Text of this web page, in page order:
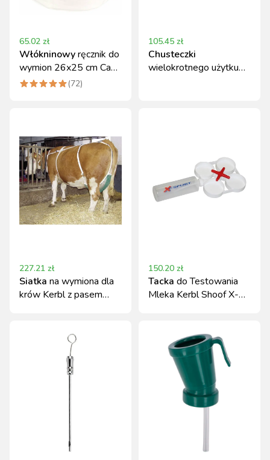
65.02 zł
Włókninowyręcznik do
wymion 26x25 cm Can
Agri 60 g/m2
(72)
105.45 zł
Chusteczki
wielokrotnego użytku
227.21 zł
Siatka na wymiona dla
krów Kerbl z pasem
150.20 zł
Tacka do Testowania
Mleka Kerbl Shoof X-